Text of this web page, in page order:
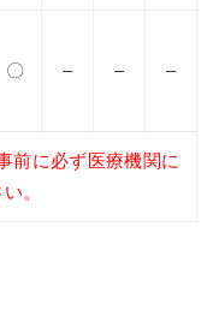
〇 – – –
前に必ず医療機関に
。